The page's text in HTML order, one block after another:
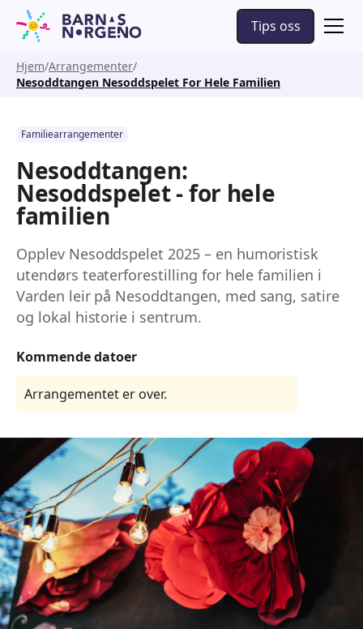
Tips oss
Hjem Arrangementer
Nesoddtangen Nesoddspelet For Hele Familien
Familiearrangementer
Nesoddtangen:
Nesoddspelet - for hele
familien
Opplev Nesoddspelet 2025 – en humoristisk
utendørs teaterforestilling for hele familien i
Varden leir på Nesoddtangen, med sang, satire
og lokal historie i sentrum.
Kommende datoer
Arrangementet er over.